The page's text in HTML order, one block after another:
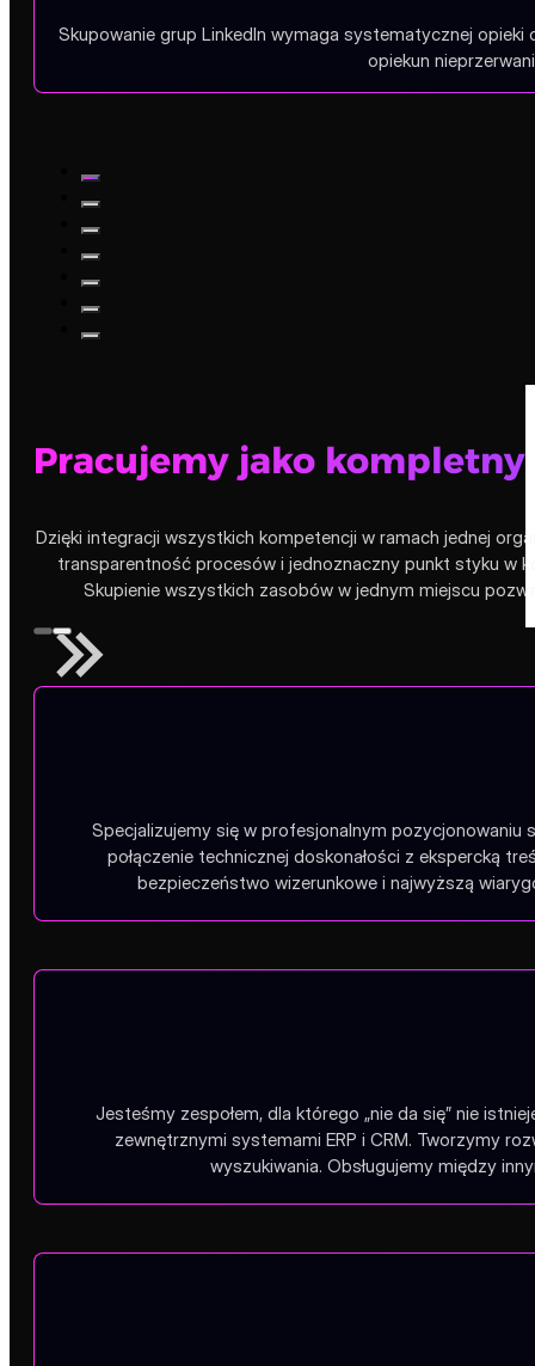
Skupowanie grup LinkedIn wymaga systematycznej
opiekun
Pracujemy jako
Dzięki integracji wszystkich kompetencji w ramach jednej
transparentność procesów i jednoznaczny punkt styku w
Skupienie wszystkich zasobów w jednym miejscu
Specjalizujemy się w profesjonalnym pozycjonowaniu
połączenie technicznej doskonałości z ekspercką
bezpieczeństwo wizerunkowe i najwyższą
Jesteśmy zespołem, dla którego „nie da się” nie
zewnętrznymi systemami ERP i CRM. Tworzymy
wyszukiwania. Obsługujemy między